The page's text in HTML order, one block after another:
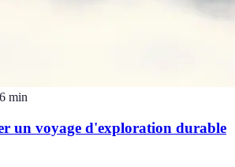
6 min
un voyage d'exploration durable